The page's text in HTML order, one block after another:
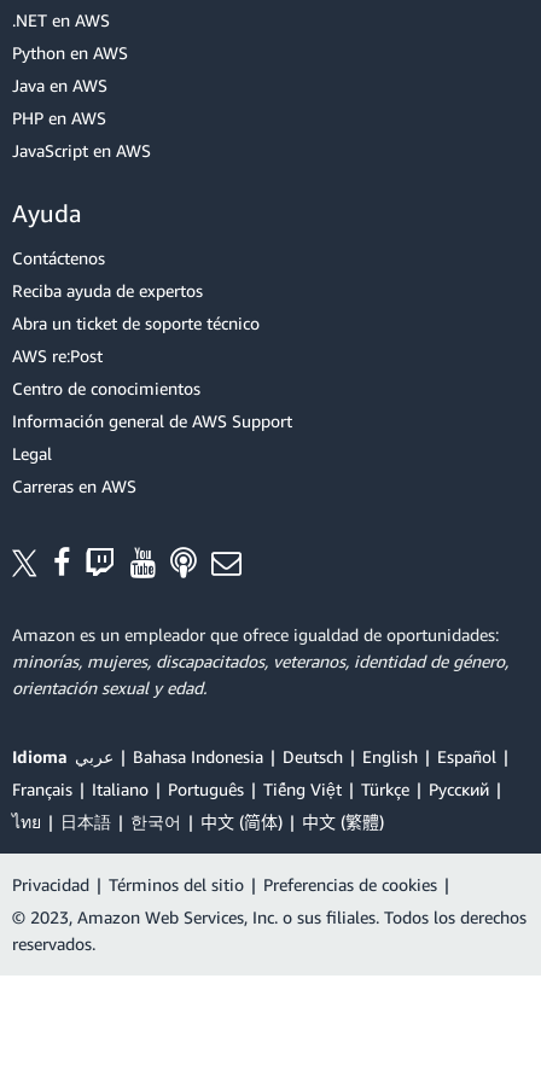
.NET en AWS
Python en AWS
Java en AWS
PHP en AWS
JavaScript en AWS
Ayuda
Contáctenos
Reciba ayuda de expertos
Abra un ticket de soporte técnico
AWS re:Post
Centro de conocimientos
Información general de AWS Support
Legal
Carreras en AWS
Amazon es un empleador que ofrece igualdad de oportunidades:
minorías, mujeres, discapacitados, veteranos, identidad de género,
orientación sexual y edad.
Idioma عربي Bahasa Indonesia Deutsch English
Español
Français
Italiano Português Tiếng Việt Türkçe
Ρусский
ไทย
日本語 한국어 中文 (简体) 中文 (繁體)
Privacidad | Términos del sitio | Preferencias de cookies |
© 2023, Amazon Web Services, Inc. o sus filiales. Todos los derechos
reservados.